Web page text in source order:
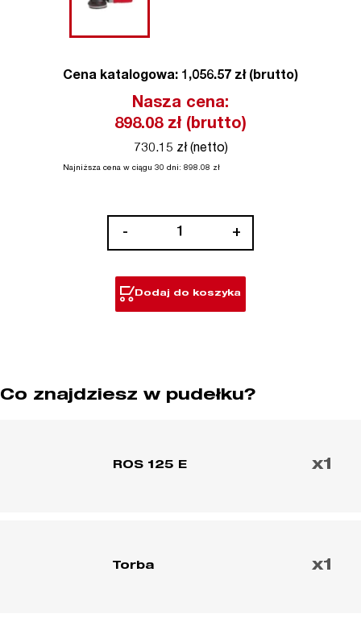
Cena katalogowa: 1,056.57 zł (brutto)
Nasza cena:
898.08zł (brutto)
730.15 zł (netto)
Najniższa cena w ciągu 30 dni: 898.08 zł
-
125
mm
+
Dodaj do koszyka
Co znajdziesz w pudełku?
ROS 125 E x1
Torba x1